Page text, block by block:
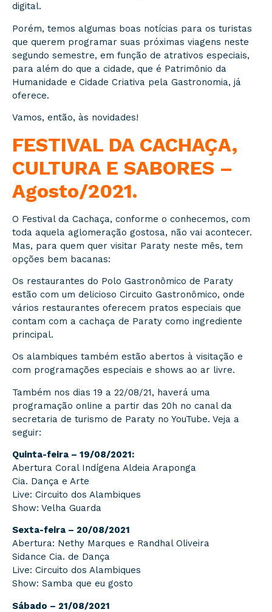
digital.
Porém, temos algumas boas notícias para os turistas
que querem programar suas próximas viagens neste
segundo semestre, em função de atrativos especiais,
para além do que a cidade, que é Patrimônio da
Humanidade e Cidade Criativa pela Gastronomia, já
oferece.
Vamos, então, às novidades!
FESTIVAL DA CACHAÇA,
CULTURA E SABORES –
Agosto/2021.
O Festival da Cachaça, conforme o conhecemos, com
toda aquela aglomeração gostosa, não vai acontecer.
Mas, para quem quer visitar Paraty neste mês, tem
opções bem bacanas:
Os restaurantes do Polo Gastronômico de Paraty
estão com um delicioso Circuito Gastronômico, onde
vários restaurantes oferecem pratos especiais que
contam com a cachaça de Paraty como ingrediente
principal.
Os alambiques também estão abertos à visitação e
com programações especiais e shows ao ar livre.
Também nos dias 19 a 22/08/21, haverá uma
programação online a partir das 20h no canal da
secretaria de turismo de Paraty no YouTube. Veja a
seguir:
Quinta-feira – 19/08/2021:
Abertura Coral Indígena Aldeia Araponga
Cia. Dança e Arte
Live: Circuito dos Alambiques
Show: Velha Guarda
Sexta-feira – 20/08/2021
Abertura: Nethy Marques e Randhal Oliveira
Sidance Cia. de Dança
Live: Circuito dos Alambiques
Show: Samba que eu gosto
Sábado – 21/08/2021